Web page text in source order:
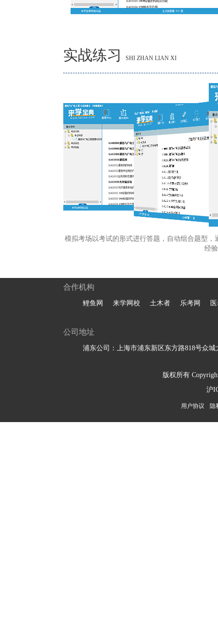
实战练习 SHI ZHAN LIAN XI
模拟考场以考试的形式进行答题，自动组合题型
经
合作机构
鲤鱼网 来学网校 土木者 乐考网
公司地址
浦东公司：上海市浦东新区东方路818号众城
版权所有
沪
用户协议 隐